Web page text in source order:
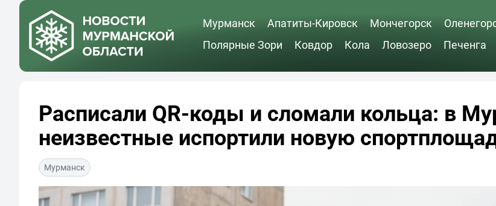
Мурманск Апатиты-Кировск Мончегорск
Полярные Зори
Ковдор Кола Ловозеро Печенга
Расписали QR-коды и сломали кольца: в
неизвестные испортили новую
Мурманск